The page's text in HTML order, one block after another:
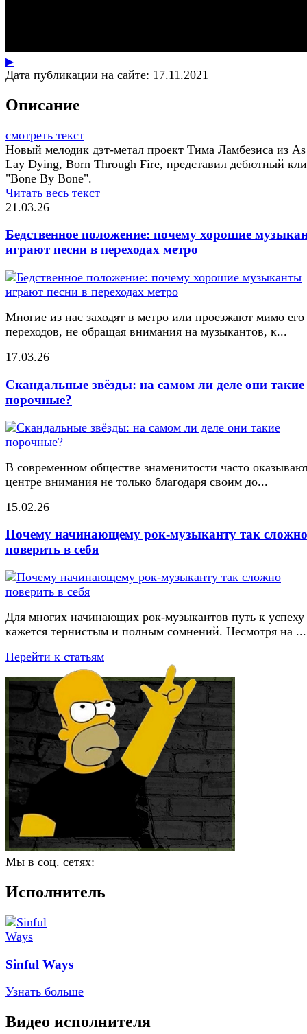
▶
Дата публикации на сайте: 17.11.2021
Описание
смотреть текст
Новый мелодик дэт-метал проект Тима Ламбезиса из
Lay Dying, Born Through Fire, представил дебютный
"Bone By Bone".
Читать весь текст
21.03.26
Бедственное положение: почему хорошие
играют песни в переходах метро
Многие из нас заходят в метро или проезжают мимо его
переходов, не обращая внимания на музыкантов, к...
17.03.26
Скандальные звёзды: на самом ли деле они такие
порочные?
В современном обществе знаменитости часто
центре внимания не только благодаря своим до...
15.02.26
Почему начинающему рок-музыканту так сложно
поверить в себя
Для многих начинающих рок-музыкантов путь к успеху
кажется тернистым и полным сомнений. Несмотря на ...
Перейти к статьям
Мы в соц. сетях:
Исполнитель
Sinful Ways
Узнать больше
Видео исполнителя